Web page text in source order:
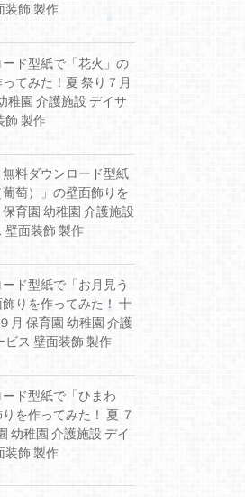
装飾 製作
ド型紙で「花火」の
てみた！夏 祭り７月
稚園 介護施設 デイサ
飾 製作
無料ダウンロード型紙
萄）」の壁面飾りを
育園 幼稚園 介護施設
壁面装飾 製作
ド型紙で「お月見う
りを作ってみた！ 十
月 保育園 幼稚園 介護
ビス 壁面装飾 製作
ド型紙で「ひまわ
を作ってみた！ 夏 ７
幼稚園 介護施設 デイ
装飾 製作